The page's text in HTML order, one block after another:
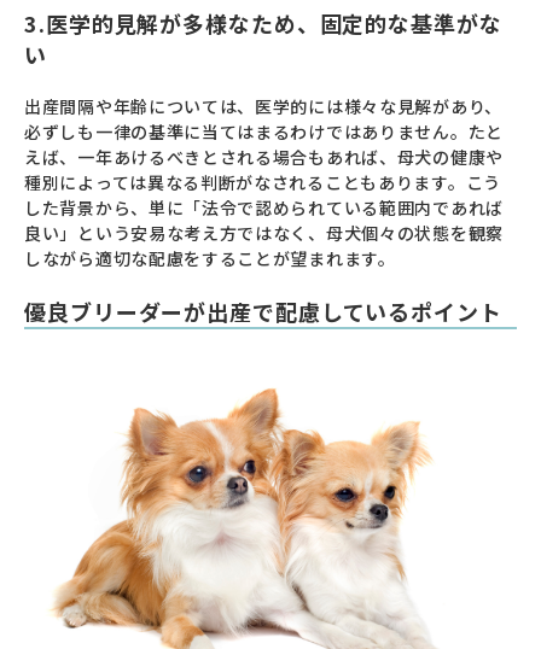
3.医学的見解が多様なため、固定的な基準がな
い
出産間隔や年齢については、医学的には様々な見解があり、
必ずしも一律の基準に当てはまるわけではありません。たと
えば、一年あけるべきとされる場合もあれば、母犬の健康や
種別によっては異なる判断がなされることもあります。こう
した背景から、単に「法令で認められている範囲内であれば
良い」という安易な考え方ではなく、母犬個々の状態を観察
しながら適切な配慮をすることが望まれます。
優良ブリーダーが出産で配慮しているポイント